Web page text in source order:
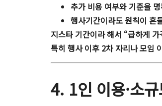
추가 비용 여부와 기준을
행사기간이라도 원칙이 흔
지스타 기간이라 해서 “급하게
특히 행사 이후 2차 자리나 모임
4. 1인 이용·소